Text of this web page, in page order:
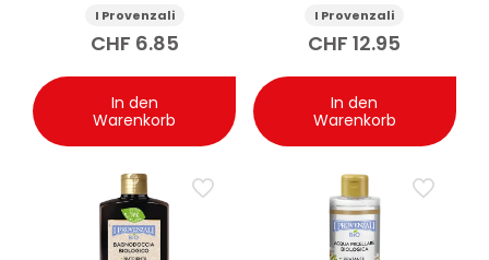
I Provenzali
CHF 6.85
In den
Warenkorb
I Provenzali
CHF 12.95
In den
Warenkorb